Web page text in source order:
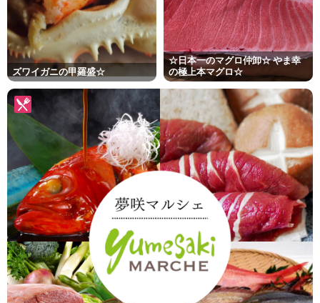
ズワイガニの甲羅盛☆
☆日本一のマグロ仲卸☆ やま幸
の極上本マグロ☆